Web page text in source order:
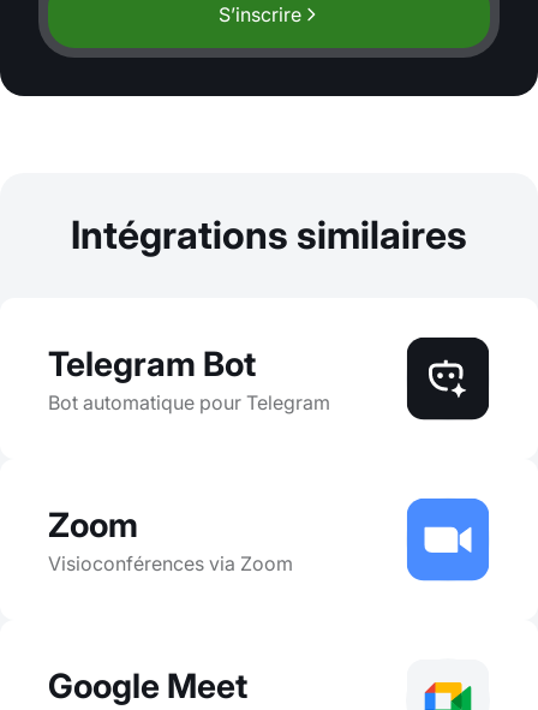
S’inscrire
Intégrations similaires
Telegram Bot
Bot automatique pour Telegram
Zoom
Visioconférences via Zoom
Google Meet